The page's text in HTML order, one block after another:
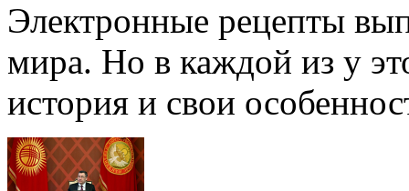
Электронные рецепты
мира. Но в каждой из у
история и свои